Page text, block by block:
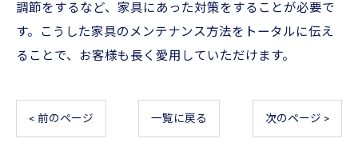
調節をするなど、家具にあった対策をすることが必要で
す。こうした家具のメンテナンス方法をトータルに伝え
ることで、お客様も長く愛用していただけます。
< 前のページ 一覧に戻る 次のページ >